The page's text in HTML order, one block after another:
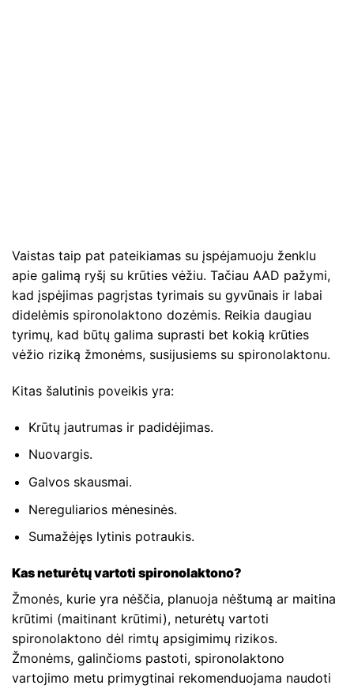
Vaistas taip pat pateikiamas su įspėjamuoju ženklu
apie galimą ryšį su krūties vėžiu. Tačiau AAD pažymi,
kad įspėjimas pagrįstas tyrimais su gyvūnais ir labai
didelėmis spironolaktono dozėmis. Reikia daugiau
tyrimų, kad būtų galima suprasti bet kokią krūties
vėžio riziką žmonėms, susijusiems su spironolaktonu.
Kitas šalutinis poveikis yra:
Krūtų jautrumas ir padidėjimas.
Nuovargis.
Galvos skausmai.
Nereguliarios mėnesinės.
Sumažėjęs lytinis potraukis.
Kas neturėtų vartoti spironolaktono?
Žmonės, kurie yra nėščia, planuoja nėštumą ar maitina
krūtimi (maitinant krūtimi), neturėtų vartoti
spironolaktono dėl rimtų apsigimimų rizikos.
Žmonėms, galinčioms pastoti, spironolaktono
vartojimo metu primygtinai rekomenduojama naudoti